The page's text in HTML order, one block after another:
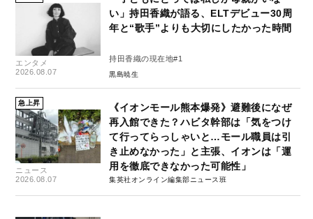
エンタメ
2026.08.07
い」持田香織が語る、ELTデビュー30周
年と“歌手”よりも大切にしたかった時間
持田香織の現在地#1
黒島暁生
急上昇
ニュース
2026.08.07
《イオンモール熊本爆発》避難後になぜ
再入館できた？ハビタ幹部は「気をつけ
て行ってらっしゃいと…モール職員は引
き止めなかった」と主張、イオンは「運
用を徹底できなかった可能性」
集英社オンライン編集部ニュース班